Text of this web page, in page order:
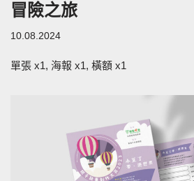
冒險之旅
10.08.2024
單張 x1, 海報 x1, 橫額 x1